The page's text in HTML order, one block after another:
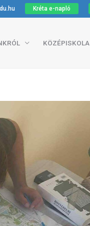
Kréta e-napló
KÖZÉPISKOLA